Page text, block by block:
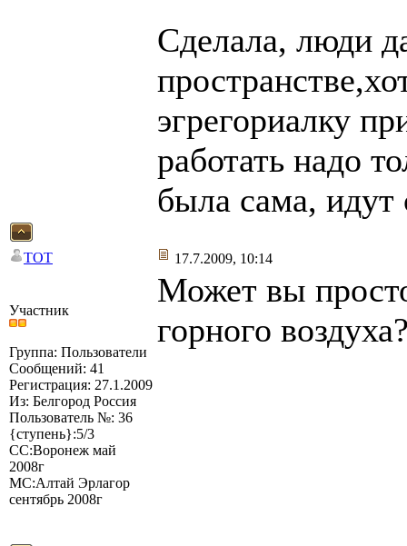
Сделала, люди
эгрегориалку
работать надо
была сама,
TOT 17.7.2009, 10:14
Участник
Группа: Пользователи
Сообщений: 41
Регистрация: 27.1.2009
Из: Белгород Россия
Пользователь №: 36
{ступень}:5/3
СС:Воронеж май
2008г
МС:Алтай Эрлагор
сентябрь 2008г
Может вы
горного